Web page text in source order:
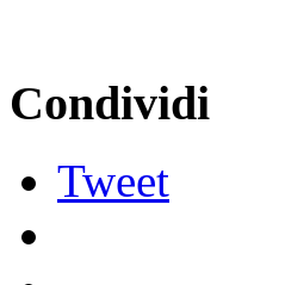
Condividi
Tweet